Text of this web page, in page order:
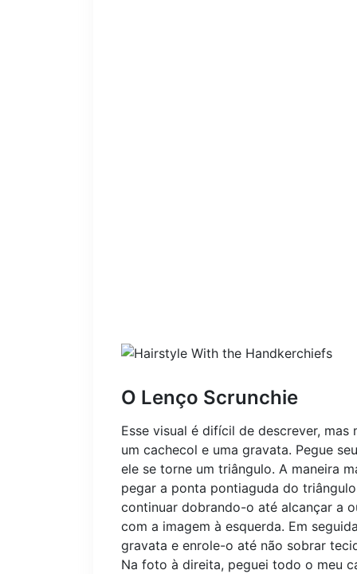
O Lenço Scrunchie
Esse visual é difícil de descrever,
um cachecol e uma gravata. Pegue
ele se torne um triângulo. A maneira
pegar a ponta pontiaguda do
continuar dobrando-o até alcançar a
com a imagem à esquerda. Em
gravata e enrole-o até não sobrar
Na foto à direita, peguei todo o meu